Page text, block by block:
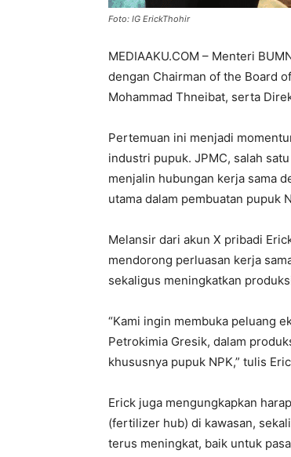
Foto: IG ErickThohir
MEDIAAKU.COM – Menteri
dengan Chairman of the Board
Mohammad Thneibat, serta
Pertemuan ini menjadi
industri pupuk. JPMC, salah
menjalin hubungan kerja sama
utama dalam pembuatan pupuk
Melansir dari akun X pribadi
mendorong perluasan kerja
sekaligus meningkatkan
“Kami ingin membuka peluang
Petrokimia Gresik, dalam
khususnya pupuk NPK,” tulis
Erick juga mengungkapkan
(fertilizer hub) di kawasan,
terus meningkat, baik untuk